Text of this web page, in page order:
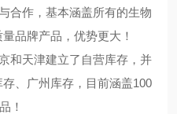
合作，基本涵盖所有的生物
品牌产品，优势更大！
和天津建立了自营库存，并
、广州库存，目前涵盖100
！